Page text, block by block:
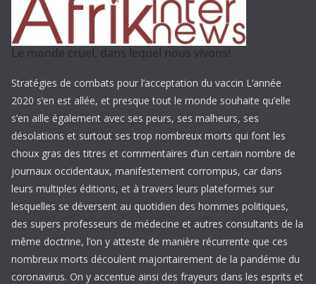
Le monde cruel, dans lequel nous vivons!
Stratégies de combats pour l’acceptation du vaccin L’année
2020 s’en est allée, et presque tout le monde souhaite qu’elle
s’en aille également avec ses peurs, ses malheurs, ses
désolations et surtout ses trop nombreux morts qui font les
choux gras des titres et commentaires d’un certain nombre de
journaux occidentaux, manifestement corrompus, car dans
leurs multiples éditions, et à travers leurs plateformes sur
lesquelles se déversent au quotidien des hommes politiques,
des supers professeurs de médecine et autres consultants de la
même doctrine, l’on y atteste de manière récurrente que ces
nombreux morts découlent majoritairement de la pandémie du
coronavirus. On y accentue ainsi des frayeurs dans les esprits et